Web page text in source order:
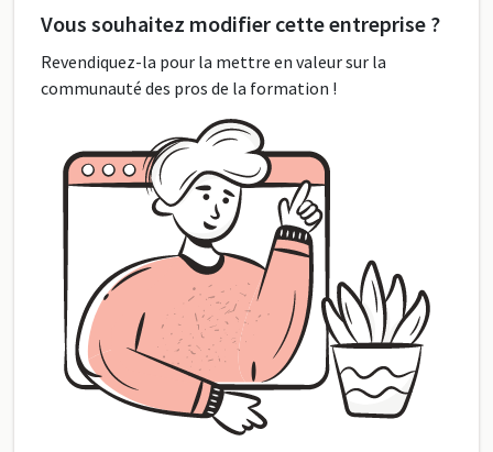
Vous souhaitez modifier cette entreprise ?
Revendiquez-la pour la mettre en valeur sur la
communauté des pros de la formation !